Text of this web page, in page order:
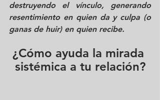
destruyendo el vínculo, generando
resentimiento en quien da y culpa (o
ganas de huir) en quien recibe.
¿Cómo ayuda la mirada
sistémica a tu relación?